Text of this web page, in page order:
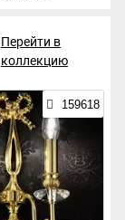
Перейти в
коллекцию
159618